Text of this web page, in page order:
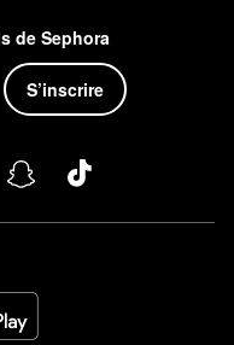
de Sephora
S’inscrire